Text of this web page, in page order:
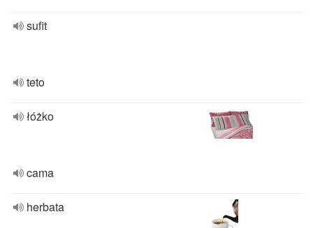
sufit
teto
łóżko
cama
herbata